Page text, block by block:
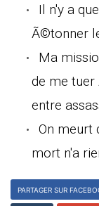
Il n'y a
Ã©tonner
Ma
de me
entre
On meurt
mort n'a
PARTAGER SUR